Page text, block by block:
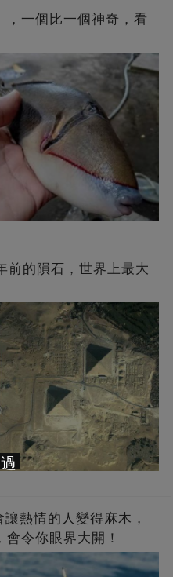
，一個比一個神奇，看
前的隕石，世界上最大
熱情的人變得麻木，
令你眼界大開！